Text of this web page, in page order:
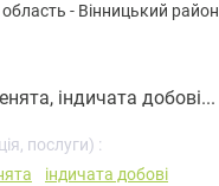
- Вінницький район
індичата добові...
послуги) :
індичата добові